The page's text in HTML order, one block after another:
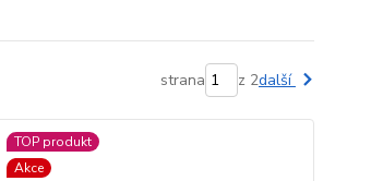
strana z 2další
TOP produkt
Akce